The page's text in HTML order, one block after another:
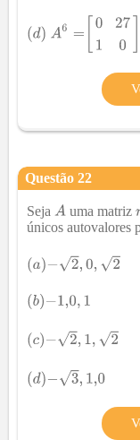
Questão 22
Seja uma matriz
únicos autovalores